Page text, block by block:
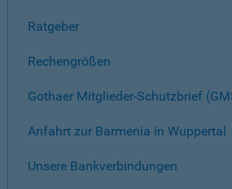
Ratgeber
Rechengrößen
Gothaer Mitglieder-Schutzbrief
Anfahrt zur Barmenia in Wuppertal
Unsere Bankverbindungen